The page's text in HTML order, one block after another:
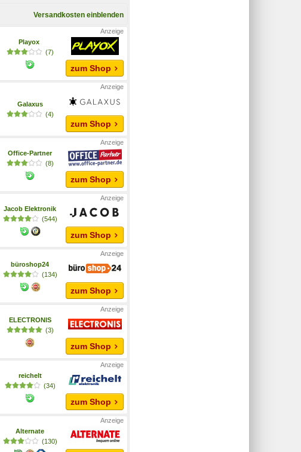
Versandkosten einblenden
Playox
(7)
zum Shop
Galaxus
(4)
zum Shop
Office-Partner
(8)
zum Shop
Jacob Elektronik
(544)
zum Shop
büroshop24
(134)
zum Shop
ELECTRONIS
(3)
zum Shop
reichelt
(34)
zum Shop
Alternate
(130)